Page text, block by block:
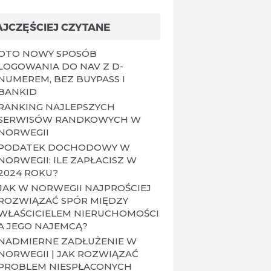
CZYTANE
NOWY SPOSÓB
DO NAV Z D-
BEZ BUYPASS I
NAJLEPSZYCH
RANDKOWYCH W
DOCHODOWY W
ILE ZAPŁACISZ W
ROKU?
W NORWEGII NAJPROŚCIEJ
SPÓR MIĘDZY
NIERUCHOMOŚCI
JEGO NAJEMCĄ?
ZADŁUŻENIE W
| JAK ROZWIĄZAĆ
NIESPŁACONYCH